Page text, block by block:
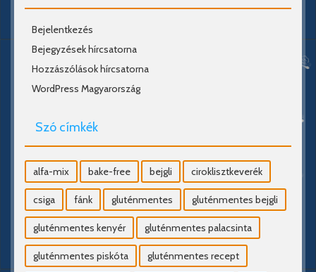
Bejelentkezés
Bejegyzések hírcsatorna
Hozzászólások hírcsatorna
WordPress Magyarország
Szó címkék
alfa-mix bake-free bejgli ciroklisztkeverék
csiga fánk gluténmentes gluténmentes bejgli
gluténmentes kenyér gluténmentes palacsinta
gluténmentes piskóta gluténmentes recept